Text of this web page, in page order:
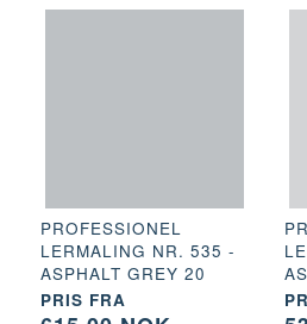
PROFESSIONEL
LERMALING NR. 535 -
ASPHALT GREY 20
PRIS FRA